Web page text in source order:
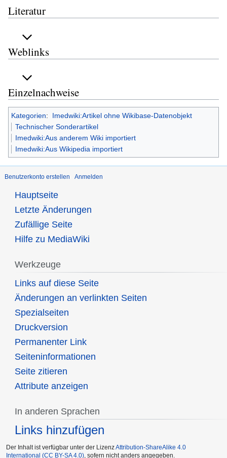
Literatur
Weblinks
Einzelnachweise
Kategorien:
Imedwiki:Artikel ohne Wikibase-Datenobjekt
Technischer Sonderartikel
Imedwiki:Aus anderem Wiki importiert
Imedwiki:Aus Wikipedia importiert
Benutzerkonto erstellen Anmelden
Hauptseite
Letzte Änderungen
Zufällige Seite
Hilfe zu MediaWiki
Werkzeuge
Links auf diese Seite
Änderungen an verlinkten Seiten
Spezialseiten
Druckversion
Permanenter Link
Seiten­informationen
Seite zitieren
Attribute anzeigen
In anderen Sprachen
Links hinzufügen
Der Inhalt ist verfügbar unter der LizenzAttribution-ShareAlike 4.0
International (CC BY-SA 4.0), sofern nicht anders angegeben.